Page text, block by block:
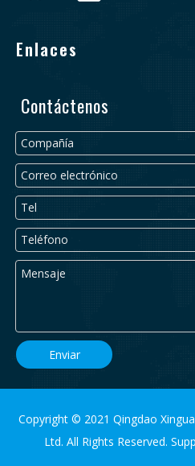
Enlaces
Contáctenos
Enviar
Copyright © 2021 Qingdao
Ltd. All Rights Reserved.